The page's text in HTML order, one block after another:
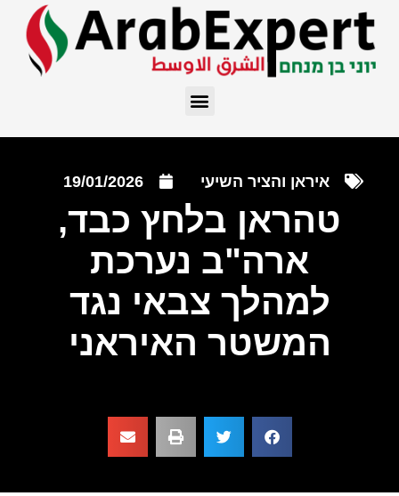
איראן והציר השיעי 19/01/2026
טהראן בלחץ כבד,
ארה"ב נערכת
למהלך צבאי נגד
המשטר האיראני